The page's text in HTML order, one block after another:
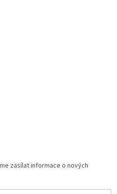
zasílat informace o nových